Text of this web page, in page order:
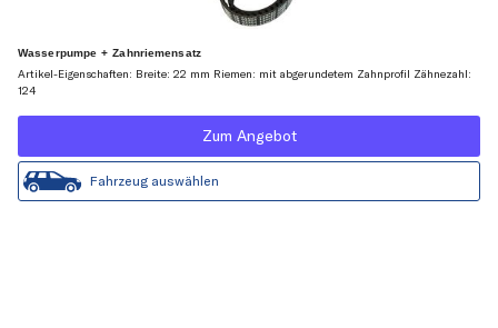
Wasserpumpe + Zahnriemensatz
Artikel-Eigenschaften: Breite: 22 mm Riemen: mit abgerundetem Zahnprofil Zähnezahl:
124
Zum Angebot
Fahrzeug auswählen